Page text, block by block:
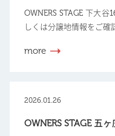
OWNERS STAGE 下大
しくは分譲地情報をご確
more
2026.01.26
OWNERS STAGE 五